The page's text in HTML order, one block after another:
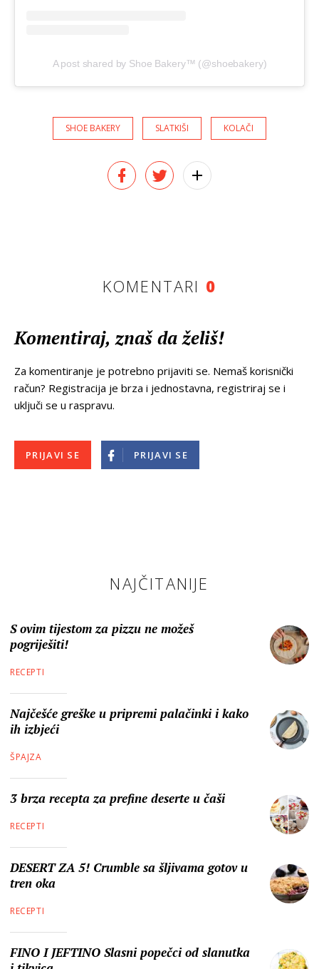
A post shared by Shoe Bakery™ (@shoebakery)
SHOE BAKERY SLATKIŠI KOLAČI
KOMENTARI 0
Komentiraj, znaš da želiš!
Za komentiranje je potrebno prijaviti se. Nemaš korisnički
račun? Registracija je brza i jednostavna, registriraj se i
uključi se u raspravu.
PRIJAVI SE PRIJAVI SE
NAJČITANIJE
S ovim tijestom za pizzu ne možeš
pogriješiti!
RECEPTI
Najčešće greške u pripremi palačinki i kako
ih izbjeći
ŠPAJZA
3 brza recepta za prefine deserte u čaši
RECEPTI
DESERT ZA 5! Crumble sa šljivama gotov u
tren oka
RECEPTI
FINO I JEFTINO Slasni popečci od slanutka